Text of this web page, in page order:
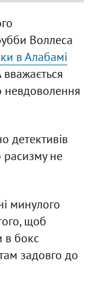
Воллеса
в Алабамі
невдоволення
детективів
расизму не
минулого
щоб
в бокс
задовго до